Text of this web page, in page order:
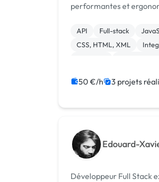
performantes et
JavaScript, PHP et
pour transformer vo
API Full-stack
CSS, HTML, XML
50 €/h 3 projets
Edouard-
Développeur Full Stack